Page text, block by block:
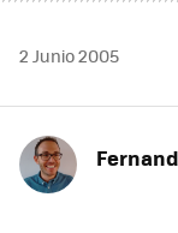
2 Junio 2005